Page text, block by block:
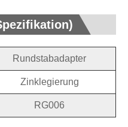
Rundstabadapter
Zinklegierung
RG006